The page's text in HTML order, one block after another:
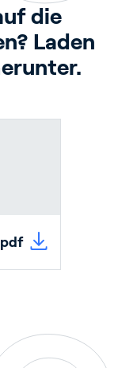
die
Laden